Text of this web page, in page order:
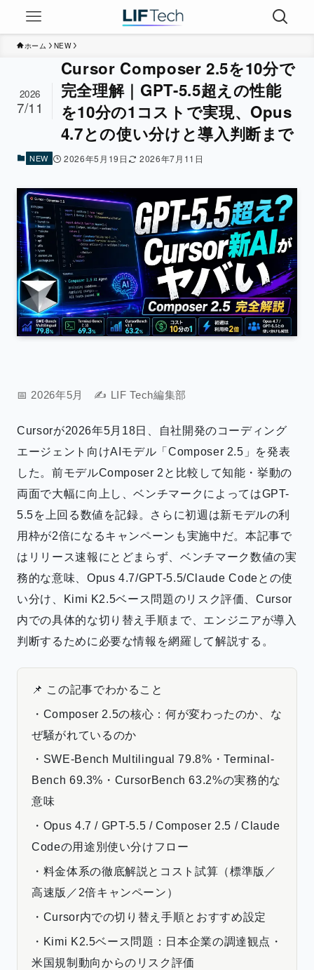
ホーム NEW
Cursor Composer 2.5を10分で
完全理解｜GPT-5.5超えの性能
を10分の1コストで実現、Opus
4.7との使い分けと導入判断まで
2026
7/11
NEW 2026年5月19日 2026年7月11日
📅 2026年5月 ✍️ LIF Tech編集部
Cursorが2026年5月18日、自社開発のコーディング
エージェント向けAIモデル「Composer 2.5」を発表
した。前モデルComposer 2と比較して知能・挙動の
両面で大幅に向上し、ベンチマークによってはGPT-
5.5を上回る数値を記録。さらに初週は新モデルの利
用枠が2倍になるキャンペーンも実施中だ。本記事で
はリリース速報にとどまらず、ベンチマーク数値の実
務的な意味、Opus 4.7/GPT-5.5/Claude Codeとの使
い分け、Kimi K2.5ベース問題のリスク評価、Cursor
内での具体的な切り替え手順まで、エンジニアが導入
判断するために必要な情報を網羅して解説する。
📌 この記事でわかること
・Composer 2.5の核心：何が変わったのか、な
ぜ騒がれているのか
・SWE-Bench Multilingual 79.8%・Terminal-
Bench 69.3%・CursorBench 63.2%の実務的な
意味
・Opus 4.7 / GPT-5.5 / Composer 2.5 / Claude
Codeの用途別使い分けフロー
・料金体系の徹底解説とコスト試算（標準版／
高速版／2倍キャンペーン）
・Cursor内での切り替え手順とおすすめ設定
・Kimi K2.5ベース問題：日本企業の調達観点・
米国規制動向からのリスク評価